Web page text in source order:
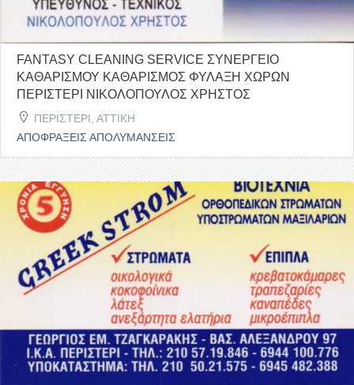
FANTASY CLEANING SERVICE ΣΥΝΕΡΓΕΙΟ
ΚΑΘΑΡΙΣΜΟΥ ΚΑΘΑΡΙΣΜΟΣ ΦΥΛΑΞΗ ΧΩΡΩΝ
ΠΕΡΙΣΤΕΡΙ ΝΙΚΟΛΟΠΟΥΛΟΣ ΧΡΗΣΤΟΣ
ΠΕΡΙΣΤΕΡΙ, ΑΤΤΙΚΗ
ΑΠΟΦΡΑΞΕΙΣ ΑΠΟΛΥΜΑΝΣΕΙΣ